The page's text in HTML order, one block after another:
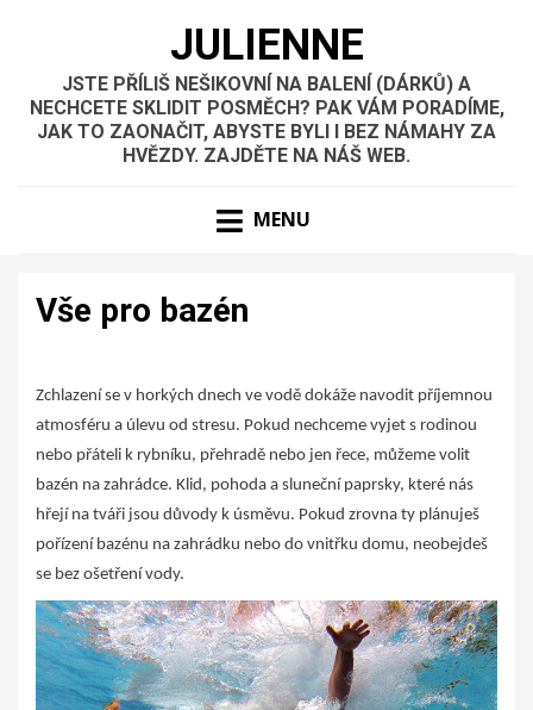
JULIENNE
JSTE PŘÍLIŠ NEŠIKOVNÍ NA BALENÍ (DÁRKŮ) A
NECHCETE SKLIDIT POSMĚCH? PAK VÁM PORADÍME,
JAK TO ZAONAČIT, ABYSTE BYLI I BEZ NÁMAHY ZA
HVĚZDY. ZAJDĚTE NA NÁŠ WEB.
MENU
Vše pro bazén
Zchlazení se v horkých dnech ve vodě dokáže navodit příjemnou
atmosféru a úlevu od stresu. Pokud nechceme vyjet s rodinou
nebo přáteli k rybníku, přehradě nebo jen řece, můžeme volit
bazén na zahrádce. Klid, pohoda a sluneční paprsky, které nás
hřejí na tváři jsou důvody k úsměvu. Pokud zrovna ty plánuješ
pořízení bazénu na zahrádku nebo do vnitřku domu, neobejdeš
se bez ošetření vody.